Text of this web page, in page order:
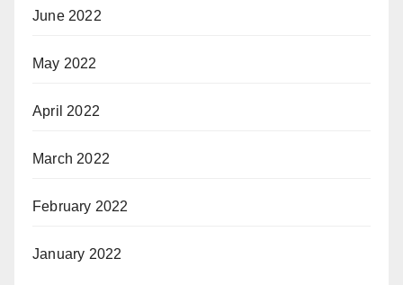
June 2022
May 2022
April 2022
March 2022
February 2022
January 2022